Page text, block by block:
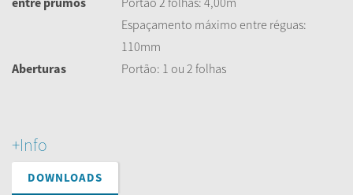
Espaçamento máximo entre réguas:
110mm
Aberturas
Portão: 1 ou 2 folhas
+Info
DOWNLOADS